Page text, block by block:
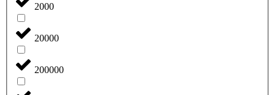
2000
20000
200000